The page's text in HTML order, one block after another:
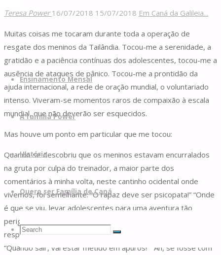
de
Caná
Skip
content
Ensinamento Mensal
A família Power
História
Quero ser Família de Caná
Search
Search
Search
Teresa Power 16/07/2018 15/07/2018 Em Caná da Galileia...
Muitas coisas me tocaram durante toda a operação de
resgate dos meninos da Tailândia. Tocou-me a serenidade, a
gratidão e a paciência contínuas dos adolescentes, tocou-me a
ausência de ataques de pânico. Tocou-me a prontidão da
ajuda internacional, a rede de oração mundial, o voluntariado
intenso. Viveram-se momentos raros de compaixão à escala
mundial, que não deverão ser esquecidos.
Mas houve um ponto em particular que me tocou:
Quando se descobriu que os meninos estavam encurralados
na gruta por culpa do treinador, a maior parte dos
comentários à minha volta, neste cantinho ocidental onde
vivemos, foi semelhante: “O rapaz deve ser psicopata!” “Onde
é que se viu, levar adolescentes para uma aventura tão
perigosa?” “Certamente não o fez sem ter os termos de
responsabilidade dos pais, as assinaturas todas direitinhas!”
“Quando sair, vai estar metido em apuros!” “Ah, se fosse com